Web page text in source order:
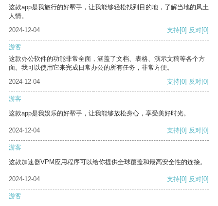
这款app是我旅行的好帮手，让我能够轻松找到目的地，了解当地的风土
人情。
2024-12-04
支持[0] 反对[0]
游客
这款办公软件的功能非常全面，涵盖了文档、表格、演示文稿等各个方
面。我可以使用它来完成日常办公的所有任务，非常方便。
2024-12-04
支持[0] 反对[0]
游客
这款app是我娱乐的好帮手，让我能够放松身心，享受美好时光。
2024-12-04 支持[0] 反对[0]
游客
这款加速器VPM应用程序可以给你提供全球覆盖和最高安全性的连接。
2024-12-04 支持[0] 反对[0]
游客